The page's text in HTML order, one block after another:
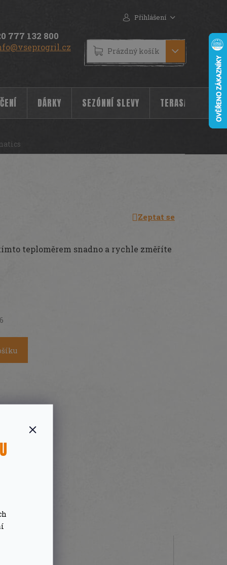
777 132 800
Přihlášení
NÁKUPNÍ
KOŠÍK
Prázdný košík
DÁRKY SEZÓNNÍ SLEVY TERASA
teploměrem snadno a rychle změříte
Zeptat se